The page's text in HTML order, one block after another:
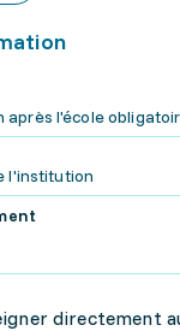
après l'école
l'institution
directement